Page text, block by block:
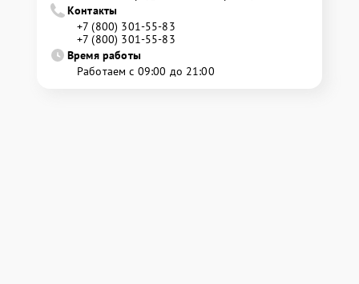
Контакты
+7 (800) 301-55-83
+7 (800) 301-55-83
Время работы
Работаем с 09:00 до 21:00